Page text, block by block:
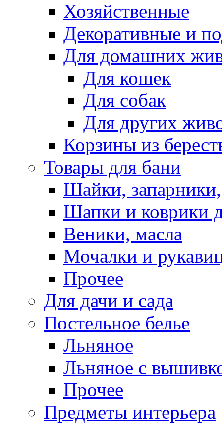
Хозяйственные
Декоративные и
Для домашних
Для кошек
Для собак
Для других
Корзины из
Товары для бани
Шайки,
Шапки и коврики
Веники, масла
Мочалки и
Прочее
Для дачи и сада
Постельное белье
Льняное
Льняное с
Прочее
Предметы интерьера